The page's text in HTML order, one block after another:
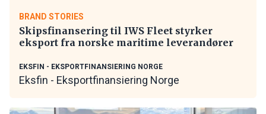
BRAND STORIES
Skipsfinansering til IWS Fleet styrker
eksport fra norske maritime leverandører
EKSFIN - EKSPORTFINANSIERING NORGE
Eksfin - Eksportfinansiering Norge